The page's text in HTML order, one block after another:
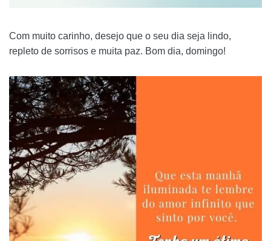
Com muito carinho, desejo que o seu dia seja lindo,
repleto de sorrisos e muita paz. Bom dia, domingo!